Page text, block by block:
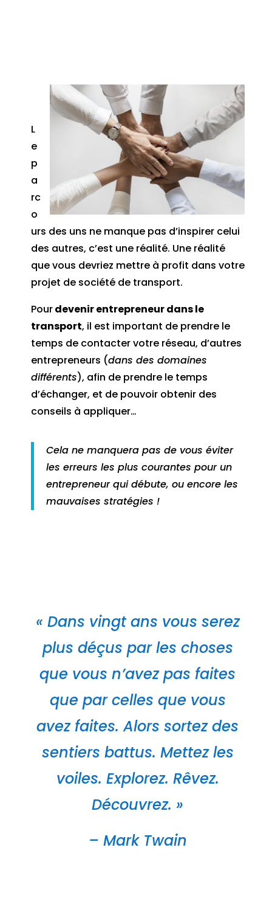
L
e
p
a
rc
o
urs des uns ne manque pas d’inspirer celui
des autres, c’est une réalité. Une réalité
que vous devriez mettre à profit dans votre
projet de société de transport.
Pourdevenir entrepreneur dans le
transport, il est important de prendre le
temps de contacter votre réseau, d’autres
entrepreneurs (dans des domaines
différents), afin de prendre le temps
d’échanger, et de pouvoir obtenir des
conseils à appliquer…
Cela ne manquera pas de vous éviter
les erreurs les plus courantes pour un
entrepreneur qui débute, ou encore les
mauvaises stratégies !
« Dans vingt ans vous serez
plus déçus par les choses
que vous n’avez pas faites
que par celles que vous
avez faites. Alors sortez des
sentiers battus. Mettez les
voiles. Explorez. Rêvez.
Découvrez. »
– Mark Twain